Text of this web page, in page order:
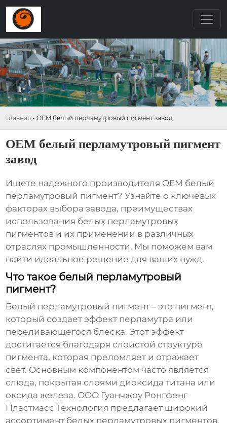
Главная - OEM белый перламутровый пигмент завод
OEM белый перламутровый пигмент
завод
Ищете надежного производителя OEM белый
перламутровый пигмент? Узнайте о ключевых
факторах выбора завода, преимуществах
использования белых перламутровых
пигментов и их применении в различных
отраслях промышленности. Мы поможем вам
найти идеальное решение для ваших нужд.
Что такое белый перламутровый
пигмент?
Белый перламутровый пигмент – это пигмент,
который создает эффект перламутра или
переливающегося блеска. Этот эффект
достигается благодаря слоистой структуре
пигмента, которая преломляет и отражает
свет. Основным компонентом часто является
слюда, покрытая слоями диоксида титана или
оксида железа. ООО Гуанчжоу Ронгфенг
Пластмасс Технология предлагает широкий
ассортимент белых перламутровых пигментов,